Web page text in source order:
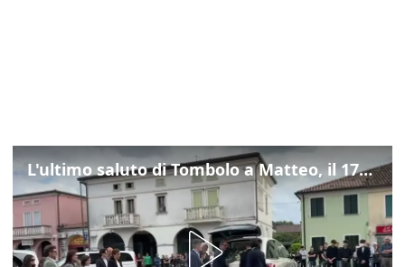
L'ultimo saluto di Tombolo a Matteo, il 17enne morto di tumore. Il video